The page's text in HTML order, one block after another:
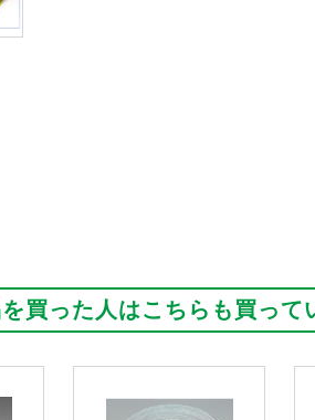
買った人はこちらも買って